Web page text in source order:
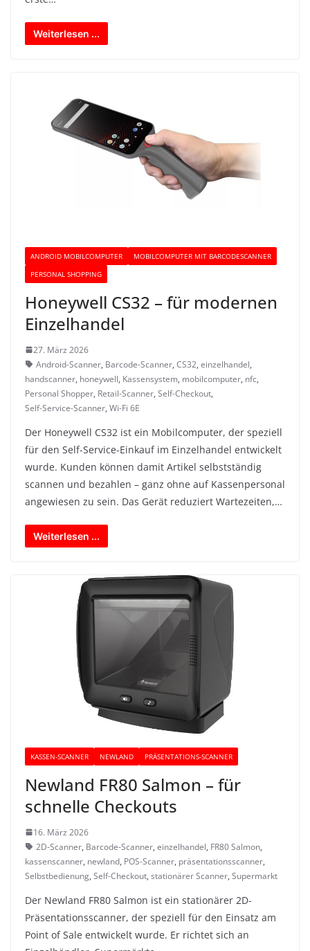
Weiterlesen ...
ANDROID MOBILCOMPUTER
MOBILCOMPUTER MIT BARCODESCANNER
PERSONAL SHOPPING
Honeywell CS32 – für modernen
Einzelhandel
27. März 2026
Android-Scanner, Barcode-Scanner, CS32, einzelhandel,
handscanner, honeywell, Kassensystem, mobilcomputer, nfc,
Personal Shopper, Retail-Scanner, Self-Checkout,
Self-Service-Scanner, Wi-Fi 6E
Der Honeywell CS32 ist ein Mobilcomputer, der speziell
für den Self-Service-Einkauf im Einzelhandel entwickelt
wurde. Kunden können damit Artikel selbstständig
scannen und bezahlen – ganz ohne auf Kassenpersonal
angewiesen zu sein. Das Gerät reduziert Wartezeiten,…
Weiterlesen ...
KASSEN-SCANNER NEWLAND PRÄSENTATIONS-SCANNER
Newland FR80 Salmon – für
schnelle Checkouts
16. März 2026
2D-Scanner, Barcode-Scanner, einzelhandel, FR80 Salmon,
kassenscanner, newland, POS-Scanner, präsentationsscanner,
Selbstbedienung, Self-Checkout, stationärer Scanner, Supermarkt
Der Newland FR80 Salmon ist ein stationärer 2D-
Präsentationsscanner, der speziell für den Einsatz am
Point of Sale entwickelt wurde. Er richtet sich an